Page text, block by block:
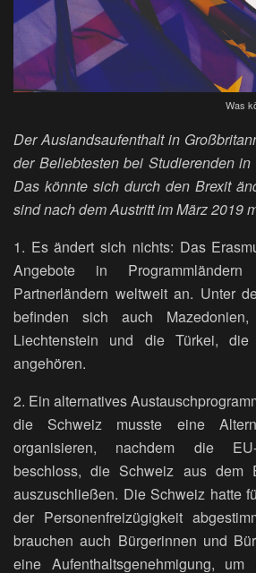
Was
Der Auslandsaufenthalt in
der Beliebtesten bei Studierenden in
Das könnte sich durch den Brexit
sind nach dem Austritt im März 2019
1. Es ändert sich nichts: Das
Angebote in
Partnerländern weltweit an. Unter
befinden sich auch
Liechtenstein und die Türkei,
angehören.
2. Ein alternatives
die Schweiz musste eine
organisieren, nachdem die
beschloss, die Schweiz aus dem
auszuschließen. Die Schweiz hatte
der Personenfreizügigkeit
brauchen auch Bürgerinnen und
eine Aufenthaltsgenehmigung,